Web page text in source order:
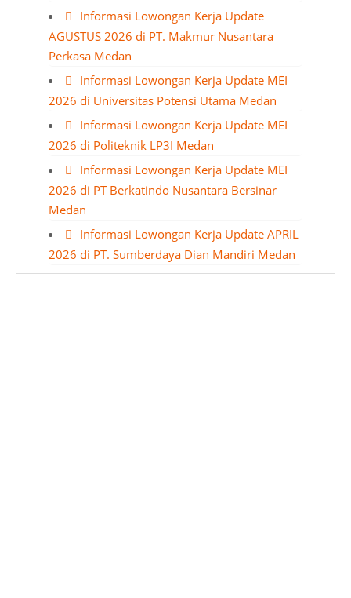
Informasi Lowongan Kerja Update
AGUSTUS 2026 di PT. Makmur Nusantara
Perkasa Medan
Informasi Lowongan Kerja Update MEI
2026 di Universitas Potensi Utama Medan
Informasi Lowongan Kerja Update MEI
2026 di Politeknik LP3I Medan
Informasi Lowongan Kerja Update MEI
2026 di PT Berkatindo Nusantara Bersinar
Medan
Informasi Lowongan Kerja Update APRIL
2026 di PT. Sumberdaya Dian Mandiri Medan